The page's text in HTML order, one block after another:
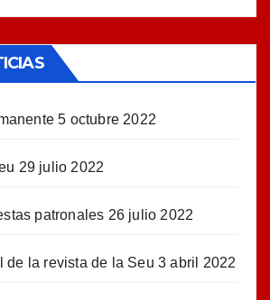
5 octubre 2022
29 julio 2022
patronales 26 julio 2022
de la revista de la Seu 3 abril 2022